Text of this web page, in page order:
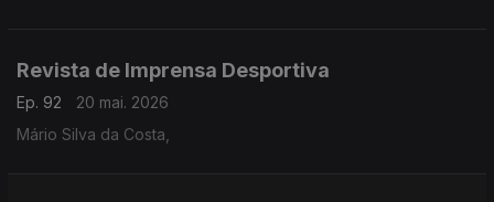
Revista de Imprensa Desportiva
Ep. 92
20 mai. 2026
Mário Silva da Costa,